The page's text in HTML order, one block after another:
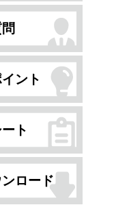
ント
ト
ロード